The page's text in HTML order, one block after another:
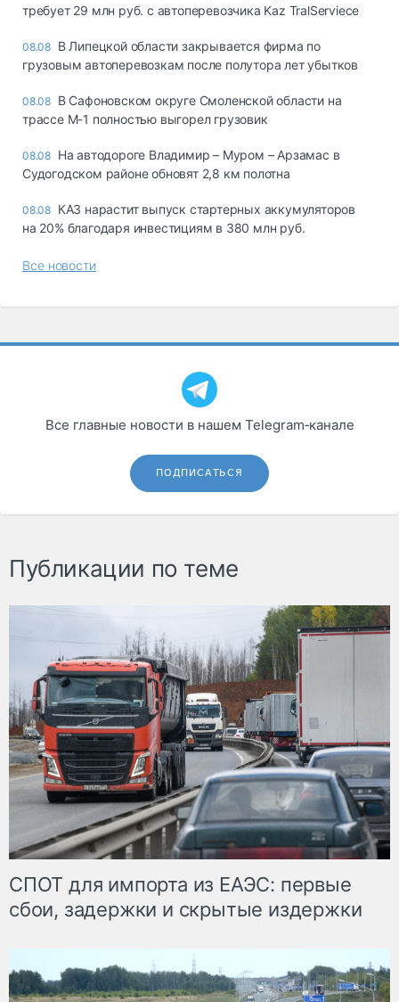
требует 29 млн руб. с автоперевозчика Kaz TralServiece
08.08 В Липецкой области закрывается фирма по
грузовым автоперевозкам после полутора лет убытков
08.08 В Сафоновском округе Смоленской области на
трассе М-1 полностью выгорел грузовик
08.08 На автодороге Владимир – Муром – Арзамас в
Судогодском районе обновят 2,8 км полотна
08.08 КАЗ нарастит выпуск стартерных аккумуляторов
на 20% благодаря инвестициям в 380 млн руб.
Все новости
Все главные новости в нашем Telegram‑канале
ПОДПИСАТЬСЯ
Публикации по теме
СПОТ для импорта из ЕАЭС: первые
сбои, задержки и скрытые издержки